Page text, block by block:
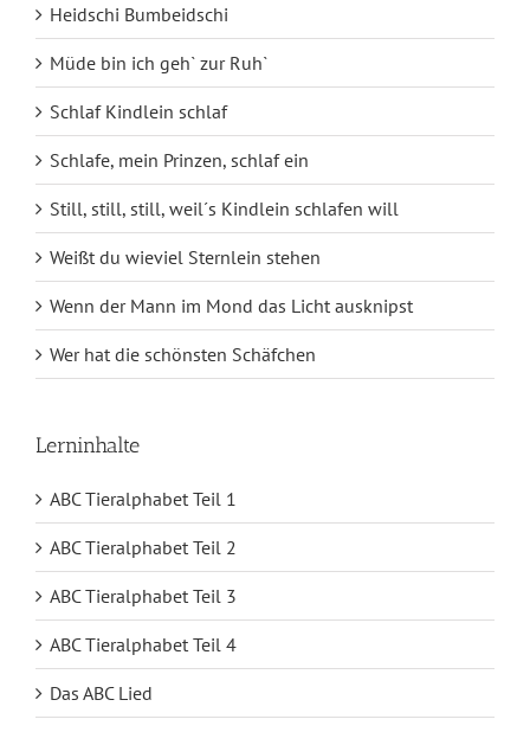
Heidschi Bumbeidschi
Müde bin ich geh` zur Ruh`
Schlaf Kindlein schlaf
Schlafe, mein Prinzen, schlaf ein
Still, still, still, weil´s Kindlein schlafen will
Weißt du wieviel Sternlein stehen
Wenn der Mann im Mond das Licht ausknipst
Wer hat die schönsten Schäfchen
Lerninhalte
ABC Tieralphabet Teil 1
ABC Tieralphabet Teil 2
ABC Tieralphabet Teil 3
ABC Tieralphabet Teil 4
Das ABC Lied